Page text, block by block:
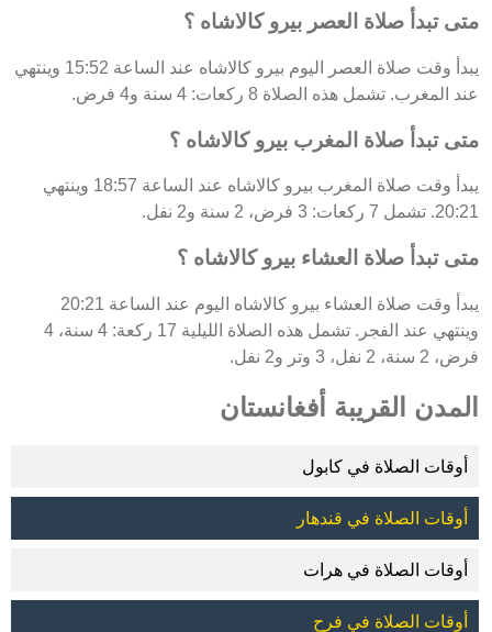
متى تبدأ صلاة العصر بيرو كالاشاه ؟
يبدأ وقت صلاة العصر اليوم بيرو كالاشاه عند الساعة 15:52 وينتهي
عند المغرب. تشمل هذه الصلاة 8 ركعات: 4 سنة و4 فرض.
متى تبدأ صلاة المغرب بيرو كالاشاه ؟
يبدأ وقت صلاة المغرب بيرو كالاشاه عند الساعة 18:57 وينتهي
20:21. تشمل 7 ركعات: 3 فرض، 2 سنة و2 نفل.
متى تبدأ صلاة العشاء بيرو كالاشاه ؟
يبدأ وقت صلاة العشاء بيرو كالاشاه اليوم عند الساعة 20:21
وينتهي عند الفجر. تشمل هذه الصلاة الليلية 17 ركعة: 4 سنة، 4
فرض، 2 سنة، 2 نفل، 3 وتر و2 نفل.
المدن القريبة أفغانستان
أوقات الصلاة في كابول
أوقات الصلاة في قندهار
أوقات الصلاة في هرات
أوقات الصلاة في فرح